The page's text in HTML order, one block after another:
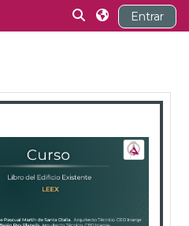
Selector de
Entrar